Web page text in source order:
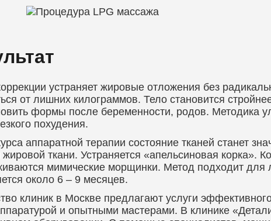
устраняет жировые отложения без
от лишних килограммов. Тело становится
формы после беременности, родов. Методика
похудения.
аппаратной терапии состояние тканей станет
ткани. Устраняется «апельсиновая корка».
мимические морщинки. Метод подходит для
около 6 – 9 месяцев.
клиник в Москве предлагают услуги
и опытными мастерами. В клинике